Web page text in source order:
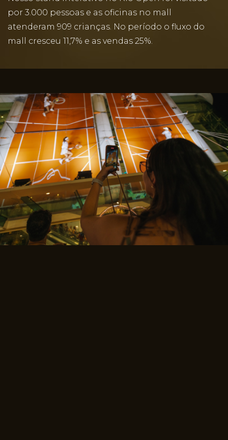
por 3.000 pessoas e as oficinas no mall
atenderam 909 crianças. No período o fluxo do
mall cresceu 11,7% e as vendas 25%.